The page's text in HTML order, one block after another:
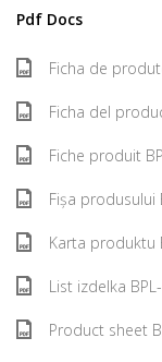
Pdf Docs
Ficha de
Ficha del
Fiche produit
Fișa produsului
Karta produktu
List izdelka
Product sheet